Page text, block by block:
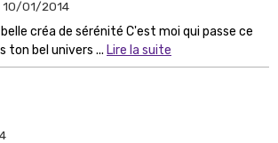
10/01/2014
créa de sérénité C'est moi qui passe ce
ton bel univers ... Lire la suite